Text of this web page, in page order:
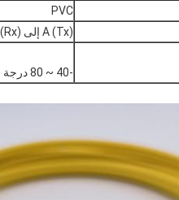
PVC
A (Tx) إلى B (Rx)
-40 ~ 80 درجة مئوية